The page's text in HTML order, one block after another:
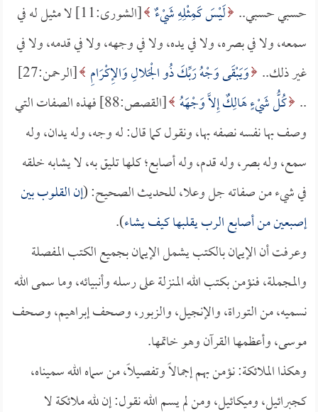
حسبي حسبي.. لَيْسَ كَمِثْلِهِ شَيْءٌ
[الشورى:11] لا مثيل له في
سمعه، ولا في بصره، ولا في يده، ولا في وجهه، ولا في قدمه، ولا في
غير ذلك.. وَيَبْقَى وَجْهُ رَبِّكَ ذُو الْجَلالِ وَالإِكْرَامِ
[الرحمن:27]
.. كُلُّ شَيْءٍ هَالِكٌ إِلاَّ وَجْهَهُ
[القصص:88] فهذه الصفات التي
وصف بها نفسه نصفه بها، ونقول كما قال: له وجه، وله يدان، وله
سمع، وله بصر، وله قدم، وله أصابع؛ كلها تليق به، لا يشابه خلقه
في شيء من صفاته جل وعلا، للحديث الصحيح: (إن القلوب بين
إصبعين من أصابع الرب يقلبها كيف يشاء).
وعرفت أن الإيمان بالكتب يشمل الإيمان بجميع الكتب المفصلة
والمجملة، فنؤمن بكتب الله المنزلة على رسله وأنبيائه، وما سمى الله
نسميه، من التوراة، والإنجيل، والزبور، وصحف إبراهيم، وصحف
موسى، وأعظمها القرآن وهو خاتمها.
وهكذا الملائكة: نؤمن بهم إجمالاً وتفصيلاً، من سماه الله سميناه،
كجبرائيل، وميكائيل، ومن لم يسم الله نقول: إن لله ملائكة لا